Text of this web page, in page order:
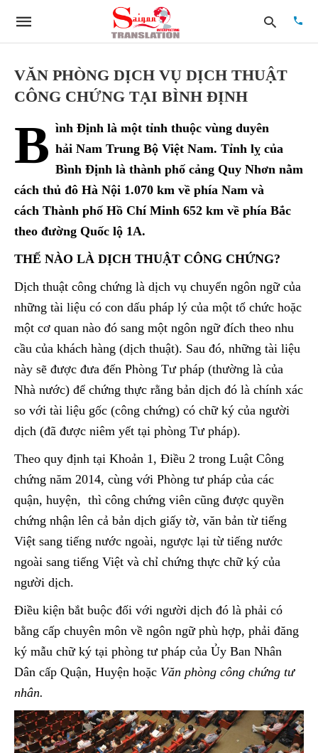
hit
VĂN PHÒNG DỊCH VỤ DỊCH THUẬT
CÔNG CHỨNG TẠI BÌNH ĐỊNH
B ình Định là một tỉnh thuộc vùng duyên
hải Nam Trung Bộ Việt Nam. Tỉnh lỵ của
Bình Định là thành phố cảng Quy Nhơn nằm
cách thủ đô Hà Nội 1.070 km về phía Nam và
cách Thành phố Hồ Chí Minh 652 km về phía Bắc
theo đường Quốc lộ 1A.
THẾ NÀO LÀ DỊCH THUẬT CÔNG CHỨNG?
Dịch thuật công chứng là dịch vụ chuyển ngôn ngữ của
những tài liệu có con dấu pháp lý của một tổ chức hoặc
một cơ quan nào đó sang một ngôn ngữ đích theo nhu
cầu của khách hàng (dịch thuật). Sau đó, những tài liệu
này sẽ được đưa đến Phòng Tư pháp (thường là của
Nhà nước) để chứng thực rằng bản dịch đó là chính xác
so với tài liệu gốc (công chứng) có chữ ký của người
dịch (đã được niêm yết tại phòng Tư pháp).
Theo quy định tại Khoản 1, Điều 2 trong Luật Công
chứng năm 2014, cùng với Phòng tư pháp của các
quận, huyện, thì công chứng viên cũng được quyền
chứng nhận lên cả bản dịch giấy tờ, văn bản từ tiếng
Việt sang tiếng nước ngoài, ngược lại từ tiếng nước
ngoài sang tiếng Việt và chỉ chứng thực chữ ký của
người dịch.
Điều kiện bắt buộc đối với người dịch đó là phải có
bằng cấp chuyên môn về ngôn ngữ phù hợp, phải đăng
ký mẫu chữ ký tại phòng tư pháp của Ủy Ban Nhân
Dân cấp Quận, Huyện hoặc Văn phòng công chứng tư
nhân.